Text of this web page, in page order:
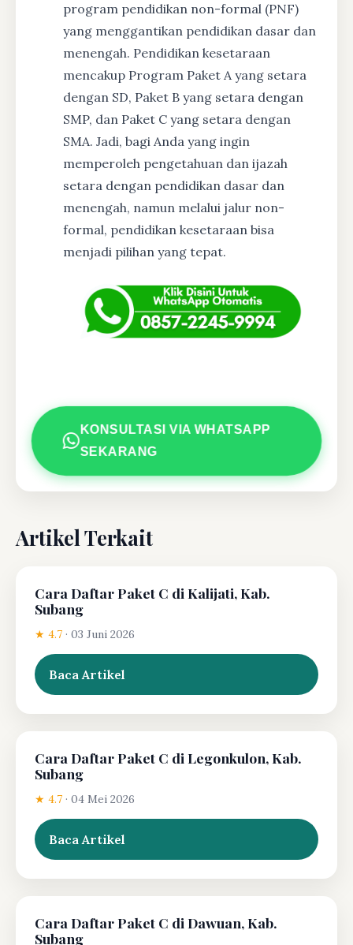
program pendidikan non-formal (PNF)
yang menggantikan pendidikan dasar dan
menengah. Pendidikan kesetaraan
mencakup Program Paket A yang setara
dengan SD, Paket B yang setara dengan
SMP, dan Paket C yang setara dengan
SMA. Jadi, bagi Anda yang ingin
memperoleh pengetahuan dan ijazah
setara dengan pendidikan dasar dan
menengah, namun melalui jalur non-
formal, pendidikan kesetaraan bisa
menjadi pilihan yang tepat.
KONSULTASI VIA WHATSAPP
SEKARANG
Artikel Terkait
Cara Daftar Paket C di Kalijati, Kab.
Subang
★ 4.7 · 03 Juni 2026
Baca Artikel
Cara Daftar Paket C di Legonkulon, Kab.
Subang
★ 4.7 · 04 Mei 2026
Baca Artikel
Cara Daftar Paket C di Dawuan, Kab.
Subang